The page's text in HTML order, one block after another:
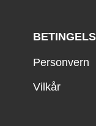
Personvern
Vilkår